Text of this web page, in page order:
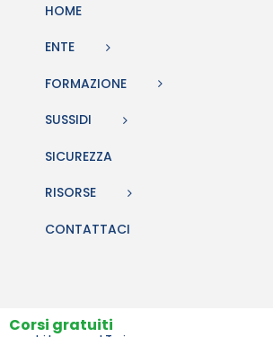
Corsi gratuiti
HOME
ENTE
FORMAZIONE
SUSSIDI
SICUREZZA
RISORSE
CONTATTACI